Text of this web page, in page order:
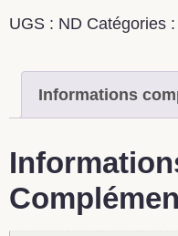
UGS : ND Catégories :
Informations